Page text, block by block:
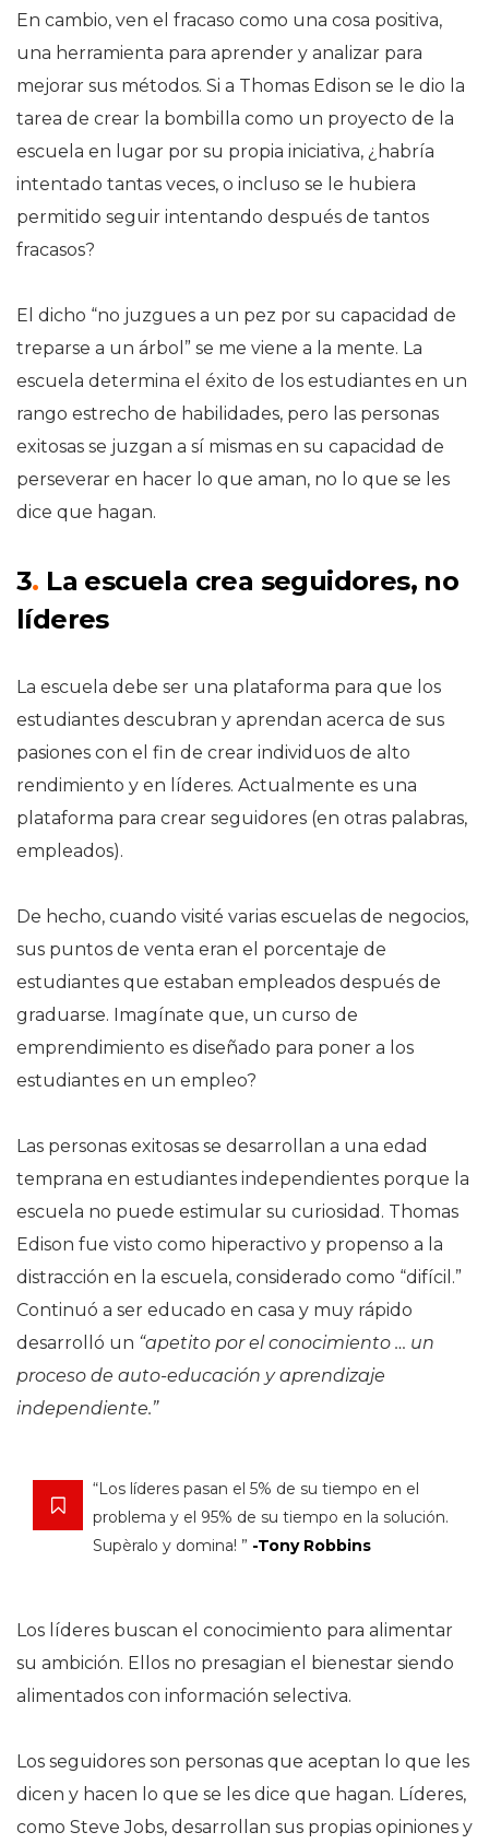
En cambio, ven el fracaso como una cosa positiva,
una herramienta para aprender y analizar para
mejorar sus métodos. Si a Thomas Edison se le dio la
tarea de crear la bombilla como un proyecto de la
escuela en lugar por su propia iniciativa, ¿habría
intentado tantas veces, o incluso se le hubiera
permitido seguir intentando después de tantos
fracasos?
El dicho “no juzgues a un pez por su capacidad de
treparse a un árbol” se me viene a la mente. La
escuela determina el éxito de los estudiantes en un
rango estrecho de habilidades, pero las personas
exitosas se juzgan a sí mismas en su capacidad de
perseverar en hacer lo que aman, no lo que se les
dice que hagan.
3. La escuela crea seguidores, no
líderes
La escuela debe ser una plataforma para que los
estudiantes descubran y aprendan acerca de sus
pasiones con el fin de crear individuos de alto
rendimiento y en líderes. Actualmente es una
plataforma para crear seguidores (en otras palabras,
empleados).
De hecho, cuando visité varias escuelas de negocios,
sus puntos de venta eran el porcentaje de
estudiantes que estaban empleados después de
graduarse. Imagínate que, un curso de
emprendimiento es diseñado para poner a los
estudiantes en un empleo?
Las personas exitosas se desarrollan a una edad
temprana en estudiantes independientes porque la
escuela no puede estimular su curiosidad. Thomas
Edison fue visto como hiperactivo y propenso a la
distracción en la escuela, considerado como “difícil.”
Continuó a ser educado en casa y muy rápido
desarrolló un “apetito por el conocimiento … un
proceso de auto-educación y aprendizaje
independiente.”
“Los líderes pasan el 5% de su tiempo en el
problema y el 95% de su tiempo en la solución.
Supèralo y domina! ” -Tony Robbins
Los líderes buscan el conocimiento para alimentar
su ambición. Ellos no presagian el bienestar siendo
alimentados con información selectiva.
Los seguidores son personas que aceptan lo que les
dicen y hacen lo que se les dice que hagan. Líderes,
como Steve Jobs, desarrollan sus propias opiniones y